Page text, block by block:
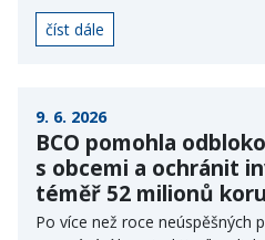
číst dále
9. 6. 2026
BCO pomohla
s obcemi a ochránit
téměř 52 milionů
Po více než roce neúspěšných